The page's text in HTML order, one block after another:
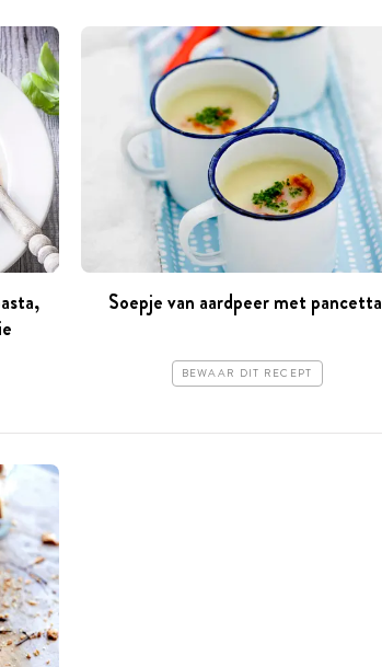
Soepje van aardpeer met pancetta
BEWAAR DIT RECEPT